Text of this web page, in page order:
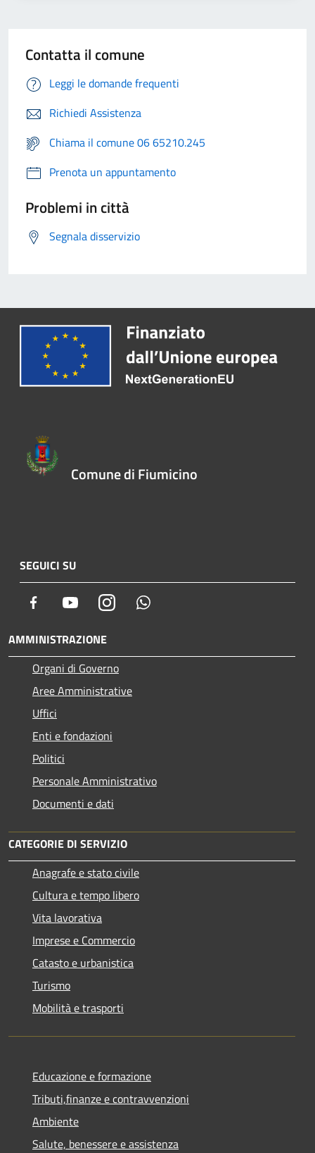
Contatta il comune
Leggi le domande frequenti
Richiedi Assistenza
Chiama il comune 06 65210.245
Prenota un appuntamento
Problemi in città
Segnala disservizio
Comune di Fiumicino
SEGUICI SU
Facebook YoutubeInstagram
AMMINISTRAZIONE
Organi di Governo
Aree Amministrative
Uffici
Enti e fondazioni
Politici
Personale Amministrativo
Documenti e dati
CATEGORIE DI SERVIZIO
Anagrafe e stato civile
Cultura e tempo libero
Vita lavorativa
Imprese e Commercio
Catasto e urbanistica
Turismo
Mobilità e trasporti
Educazione e formazione
Tributi,finanze e contravvenzioni
Ambiente
Salute, benessere e assistenza